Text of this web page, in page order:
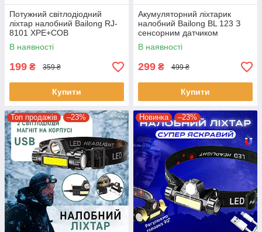
Потужний світлодіодний
ліхтар налобний Bailong RJ-
8101 XPE+COB
В наявності
199 ₴ 359 ₴
Купити
Акумуляторний ліхтарик
налобний Bailong BL 123 З
сенсорним датчиком
включення
В наявності
299 ₴ 499 ₴
Купити
Топ продажів –23% Новинка –23%